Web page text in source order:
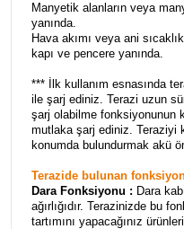
Manyetik alanların veya
yanında.
Hava akımı veya ani
kapı ve pencere yanında.
*** İlk kullanım esnasında
ile şarj ediniz. Terazi uzun
şarj olabilme fonksiyonunun
mutlaka şarj ediniz. Teraziyi
konumda bulundurmak akü
Terazide bulunan
Dara Fonksiyonu : Dara
ağırlığıdır. Terazinizde bu
tartımını yapacağınız